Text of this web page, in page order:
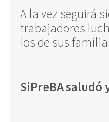
A la vez seguirá
trabajadores
los de sus
SiPreBA saludó